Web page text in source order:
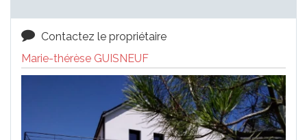
Contactez le propriétaire
Marie-thérèse GUISNEUF